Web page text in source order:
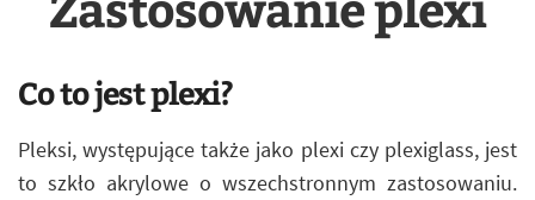
Co to jest plexi?
Pleksi, występujące także jako plexi czy plexiglass, jest
to szkło akrylowe o wszechstronnym zastosowaniu.